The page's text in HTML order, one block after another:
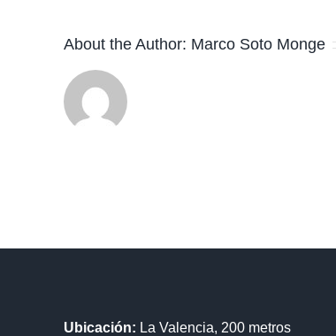
About the Author: Marco Soto Monge
Ubicación: La Valencia, 200 metros